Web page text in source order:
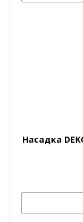
Насадка